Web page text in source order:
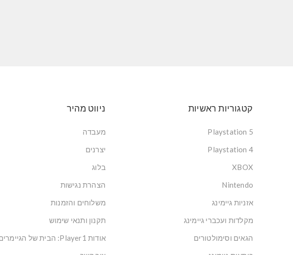
קטגוריות ראשיות
Playstation 5
Playstation 4
XBOX
Nintendo
אזניות גיימינג
מקלדות ועכברי גיימינג
הגאים וסימולטורים
ניווט מהיר
מעבדה
יצרנים
בלוג
הצהרת נגישות
משלוחים והזמנות
תקנון ותנאי שימוש
אודות Player1: הבית של הגיימרים בישראל